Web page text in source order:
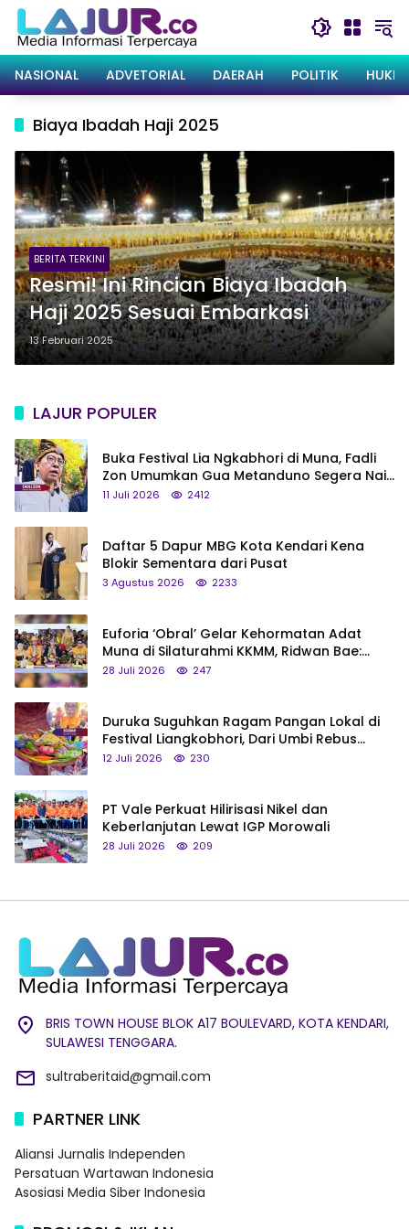
Langsung
konten
NASIONAL
ADVETORIAL DAERAH POLITIK
Biaya Ibadah Haji 2025
BERITA TERKINI
Resmi! Ini Rincian Biaya Ibadah
Haji 2025 Sesuai Embarkasi
13 Februari 2025
LAJUR POPULER
Buka Festival Lia Ngkabhori di Muna, Fadli
Zon Umumkan Gua Metanduno Segera Naik
Status Jadi Cagar Budaya Nasional
11 Juli 2026 2412
Daftar 5 Dapur MBG Kota Kendari Kena
Blokir Sementara dari Pusat
3 Agustus 2026 2233
Euforia ‘Obral’ Gelar Kehormatan Adat
Muna di Silaturahmi KKMM, Ridwan Bae:
Saya Bukan Tipe Begitu, Belum Pantas!
28 Juli 2026 247
Duruka Suguhkan Ragam Pangan Lokal di
Festival Liangkobhori, Dari Umbi Rebus
hingga Tumpeng Beras Muna
12 Juli 2026 230
PT Vale Perkuat Hilirisasi Nikel dan
Keberlanjutan Lewat IGP Morowali
28 Juli 2026 209
BRIS TOWN HOUSE BLOK A17 BOULEVARD, KOTA KENDARI,
SULAWESI TENGGARA.
sultraberitaid@gmail.com
PARTNER LINK
Aliansi Jurnalis Independen
Persatuan Wartawan Indonesia
Asosiasi Media Siber Indonesia